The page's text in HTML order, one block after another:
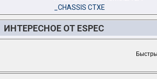
_CHASSIS CTXE
ИНТЕРЕСНОЕ ОТ ESPEC